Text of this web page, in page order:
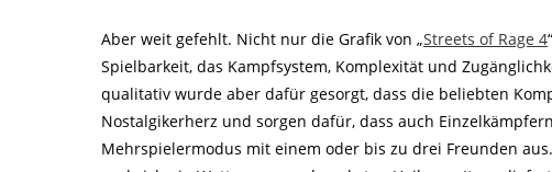
Aber weit gefehlt. Nicht nur die Grafik von „Streets of Rage 4
Spielbarkeit, das Kampfsystem, Komplexität und
qualitativ wurde aber dafür gesorgt, dass die beliebten
Nostalgikerherz und sorgen dafür, dass auch
Mehrspielermodus mit einem oder bis zu drei Freunden